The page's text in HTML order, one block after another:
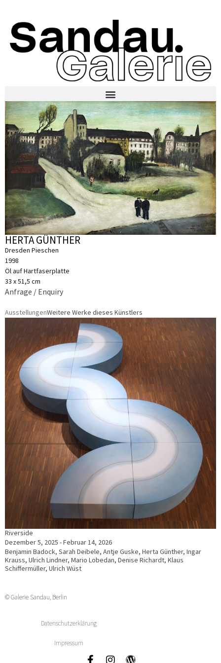
HERTA GÜNTHER
Dresden Pieschen
1998
Öl auf Hartfaserplatte
33 x 51,5 cm
Anfrage / Enquiry
AusstellungenWeitere Werke dieses Künstlers
Riverside
Dezember 5, 2025 - Februar 14, 2026
Benjamin Badock, Sarah Deibele, Antje Guske, Herta Günther, Ingar
Krauss, Ulrich Lindner, Mario Lobedan, Denise Richardt, Klaus
Schiffermüller, Ulrich Wüst
© Galerie Sandau, Berlin
Datenschutzerklärung
Impressum